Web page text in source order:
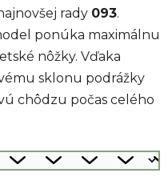
rady 093.
ponúka maximálnu
nôžky. Vďaka
sklonu podrážky
chôdzu počas celého